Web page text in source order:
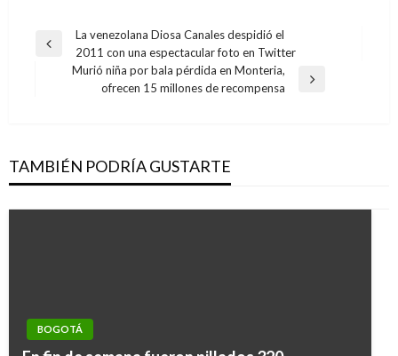
Navegación
entradas
Entrada
anterior
La venezolana Diosa Canales despidió el
2011 con una espectacular foto en Twitter
Murió niña por bala pérdida en Monteria,
ofrecen 15 millones de recompensa
TAMBIÉN PODRÍA GUSTARTE
BOGOTÁ